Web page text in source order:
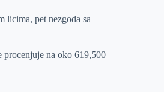
licima, pet nezgoda sa
procenjuje na oko 619,500